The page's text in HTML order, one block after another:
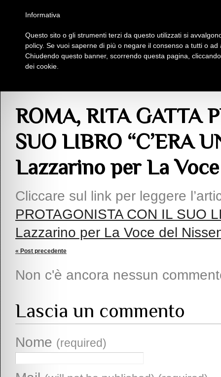
Insieme Per La Cultura
ROMA, RITA GATTA
SUO LIBRO “C’ERA
Lazzarino per La
Cliccare sul link per leggere
PROTAGONISTA CON IL SUO
Lazzarino per La Voce del
« Post precedente
Non c'è ancora nessun
Lascia un commento
Nome (required)
Informativa
Questo sito o gli strumenti terzi da questo utilizzati si
policy. Se vuoi saperne di più o negare il consenso a tutti o
Chiudendo questo banner, scorrendo questa pagina,
dei cookie.